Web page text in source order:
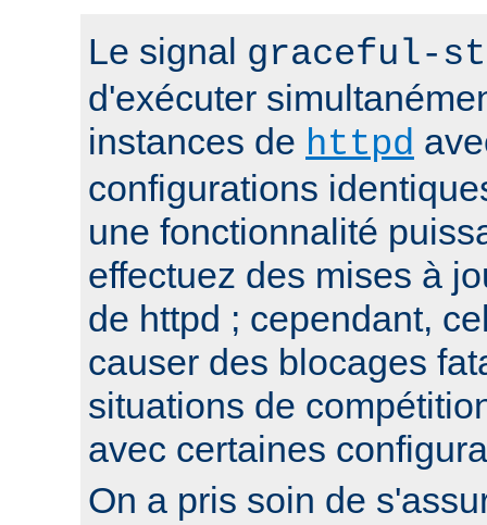
Le signal graceful-
d'exécuter
instances de httpd
configurations
une fonctionnalité
effectuez des mises à
de httpd ; cependant,
causer des blocages
situations de
avec certaines
On a pris soin de